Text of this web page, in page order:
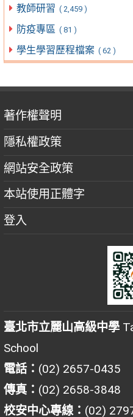
教師研習 ( 2,459 )
防疫專區 ( 81 )
學生學習歷程檔案 ( 62 )
著作權聲明
隱私權政策
網站安全政策
本站使用正體字
登入
臺北市立麗山高級中學
School
電話： (02) 2657-0435
傳真： (02) 2658-3848
校安中心專線： (02)